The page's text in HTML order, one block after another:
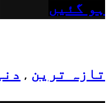
ہو گئیں
تازہ ترین ,